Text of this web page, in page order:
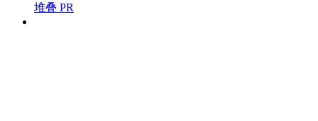
堆叠 PR